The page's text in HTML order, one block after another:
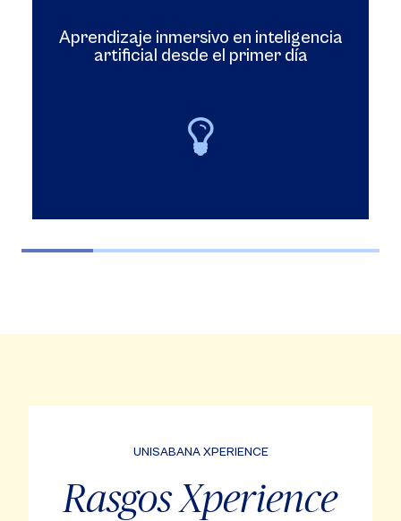
Aprendizaje inmersivo en inteligencia
artificial desde el primer día
UNISABANA XPERIENCE
Rasgos Xperience